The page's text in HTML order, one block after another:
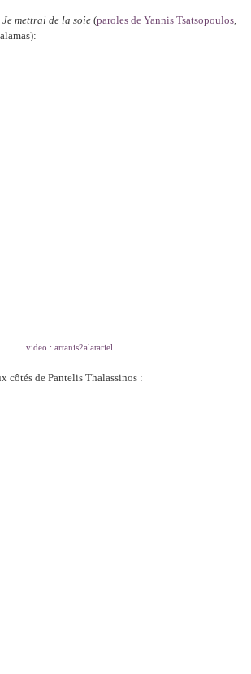
mettrai de la soie (paroles de Yannis Tsatsopoulos,
video : artanis2alatariel
côtés de Pantelis Thalassinos :